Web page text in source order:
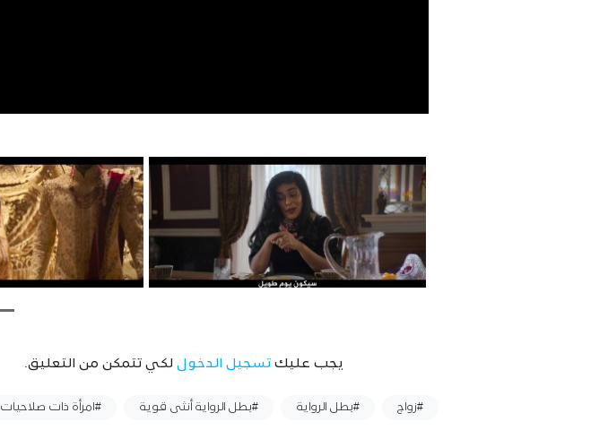
يجب عليك تسجيل الدخول لكي تتمكن من التعليق.
#زواج #بطل الرواية #بطل الرواية أنثى قوية #امرأة ذات صلاحيات